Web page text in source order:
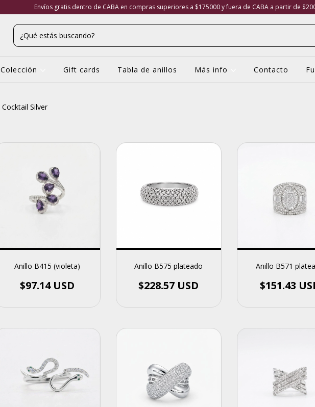
Envíos gratis dentro de CABA en compras superiores a $175000 y fuera de CABA a partir de
Colección Gift cards Tabla de anillos Más info Contacto
Cocktail Silver
Anillo B415 (violeta)
$97.14 USD
Anillo B575 plateado
$228.57 USD
Anillo B571
$151.43